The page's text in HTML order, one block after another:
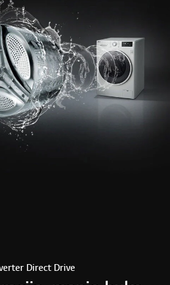
Direct Drive